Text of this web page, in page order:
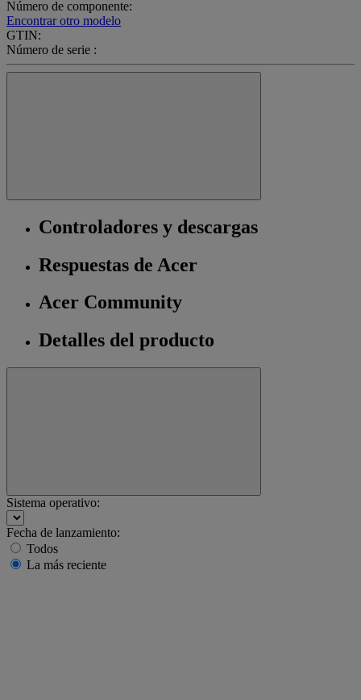
Número de componente:
Encontrar otro modelo
GTIN:
Número de serie :
Controladores y descargas
Respuestas de Acer
Acer Community
Detalles del producto
Sistema operativo:
Fecha de lanzamiento:
Todos
La más reciente